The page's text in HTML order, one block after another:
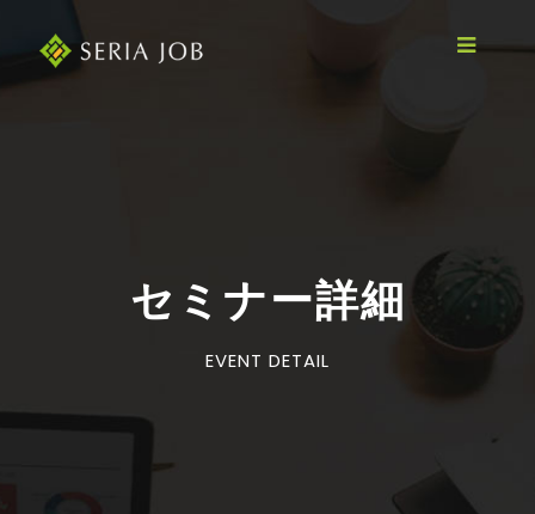
セミナー詳細
EVENT DETAIL